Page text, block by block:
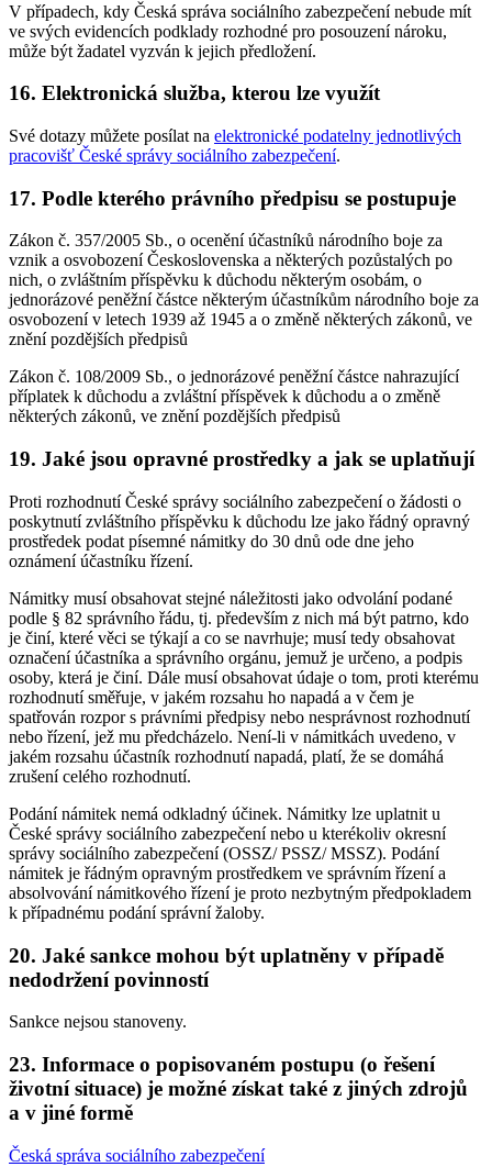
V případech, kdy Česká správa sociálního zabezpečení nebude mít
ve svých evidencích podklady rozhodné pro posouzení nároku,
může být žadatel vyzván k jejich předložení.
16. Elektronická služba, kterou lze využít
Své dotazy můžete posílat na elektronické podatelny jednotlivých
pracovišť České správy sociálního zabezpečení.
17. Podle kterého právního předpisu se postupuje
Zákon č. 357/2005 Sb., o ocenění účastníků národního boje za
vznik a osvobození Československa a některých pozůstalých po
nich, o zvláštním příspěvku k důchodu některým osobám, o
jednorázové peněžní částce některým účastníkům národního boje za
osvobození v letech 1939 až 1945 a o změně některých zákonů, ve
znění pozdějších předpisů
Zákon č. 108/2009 Sb., o jednorázové peněžní částce nahrazující
příplatek k důchodu a zvláštní příspěvek k důchodu a o změně
některých zákonů, ve znění pozdějších předpisů
19. Jaké jsou opravné prostředky a jak se uplatňují
Proti rozhodnutí České správy sociálního zabezpečení o žádosti o
poskytnutí zvláštního příspěvku k důchodu lze jako řádný opravný
prostředek podat písemné námitky do 30 dnů ode dne jeho
oznámení účastníku řízení.
Námitky musí obsahovat stejné náležitosti jako odvolání podané
podle § 82 správního řádu, tj. především z nich má být patrno, kdo
je činí, které věci se týkají a co se navrhuje; musí tedy obsahovat
označení účastníka a správního orgánu, jemuž je určeno, a podpis
osoby, která je činí. Dále musí obsahovat údaje o tom, proti kterému
rozhodnutí směřuje, v jakém rozsahu ho napadá a v čem je
spatřován rozpor s právními předpisy nebo nesprávnost rozhodnutí
nebo řízení, jež mu předcházelo. Není-li v námitkách uvedeno, v
jakém rozsahu účastník rozhodnutí napadá, platí, že se domáhá
zrušení celého rozhodnutí.
Podání námitek nemá odkladný účinek. Námitky lze uplatnit u
České správy sociálního zabezpečení nebo u kterékoliv okresní
správy sociálního zabezpečení (OSSZ/ PSSZ/ MSSZ). Podání
námitek je řádným opravným prostředkem ve správním řízení a
absolvování námitkového řízení je proto nezbytným předpokladem
k případnému podání správní žaloby.
20. Jaké sankce mohou být uplatněny v případě
nedodržení povinností
Sankce nejsou stanoveny.
23. Informace o popisovaném postupu (o řešení
životní situace) je možné získat také z jiných zdrojů
a v jiné formě
Česká správa sociálního zabezpečení